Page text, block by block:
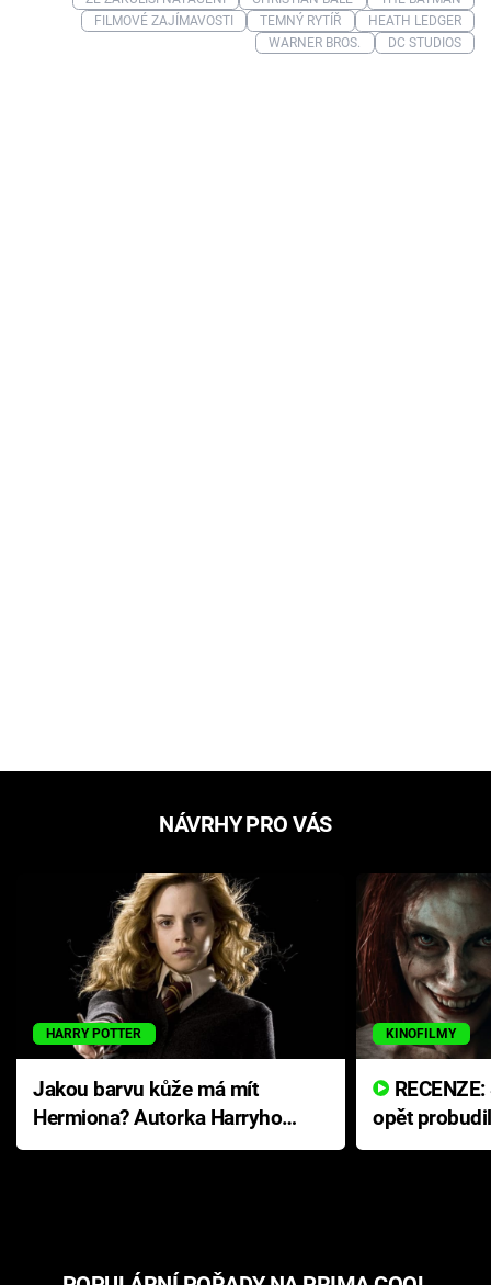
FILMOVÉ ZAJÍMAVOSTI
TEMNÝ RYTÍŘ
HEATH LEDGER
WARNER BROS.
DC STUDIOS
NÁVRHY PRO VÁS
HARRY POTTER
Jakou barvu kůže má mít
Hermiona? Autorka Harryho
Pottera přišla s ráznou
KINOFILMY
opět
přichází s